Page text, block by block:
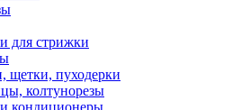
для стрижки
щетки, пуходерки
колтунорезы